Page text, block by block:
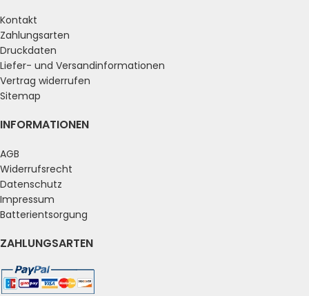
Kontakt
Zahlungsarten
Druckdaten
Liefer- und Versandinformationen
Vertrag widerrufen
Sitemap
INFORMATIONEN
AGB
Widerrufsrecht
Datenschutz
Impressum
Batterientsorgung
ZAHLUNGSARTEN